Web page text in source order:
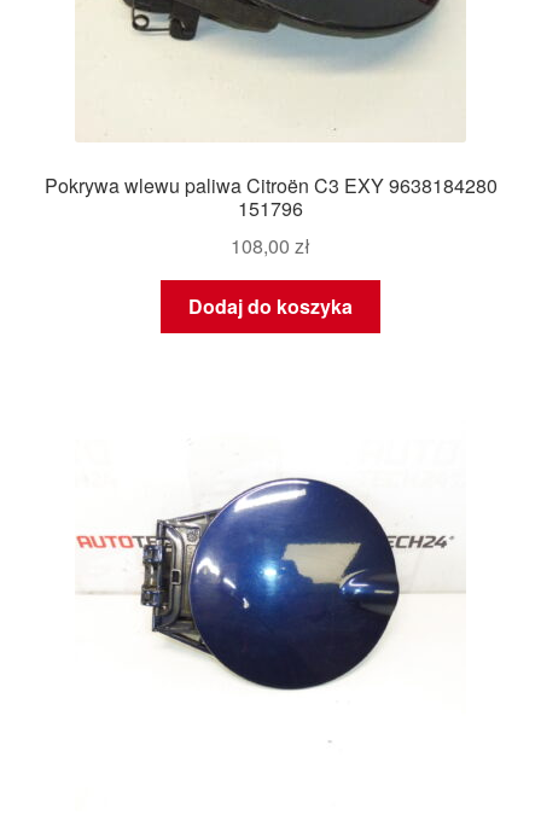
Pokrywa wlewu paliwa Citroën C3 EXY 9638184280
151796
108,00 zł
Dodaj do koszyka